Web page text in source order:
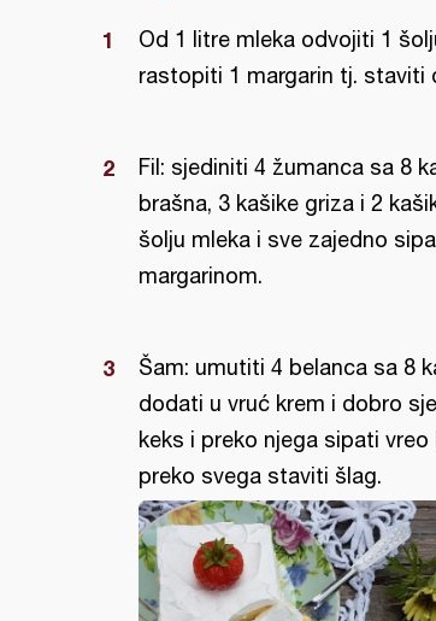
Od 1 litre mleka odvojiti 1
rastopiti 1 margarin tj. staviti
Fil: sjediniti 4 žumanca sa 8
brašna, 3 kašike griza i 2
šolju mleka i sve zajedno
margarinom.
Šam: umutiti 4 belanca sa 8
dodati u vruć krem i dobro
keks i preko njega sipati
preko svega staviti šlag.